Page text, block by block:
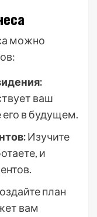
можно
ваш
его в будущем.
Изучите
и
план
вам